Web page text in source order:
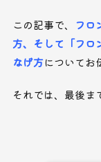
この記事で、 フロ
方、そして「フロ
なげ方についてお
それでは、最後ま